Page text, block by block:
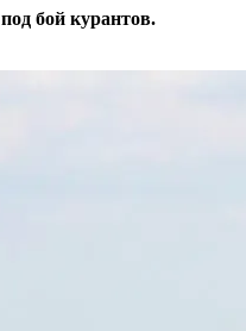
бой курантов.